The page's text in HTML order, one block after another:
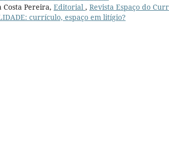
Pereira, Editorial , Revista Espaço do
currículo, espaço em litígio?